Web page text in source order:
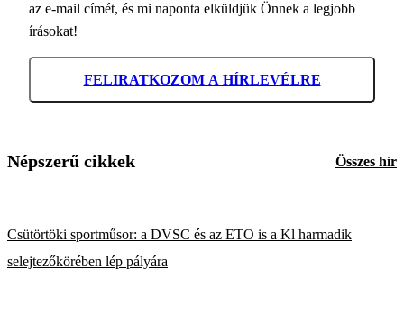
az e-mail címét, és mi naponta elküldjük Önnek a legjobb
írásokat!
FELIRATKOZOM A HÍRLEVÉLRE
Népszerű cikkek Összes hír
Csütörtöki sportműsor: a DVSC és az ETO is a Kl harmadik
selejtezőkörében lép pályára